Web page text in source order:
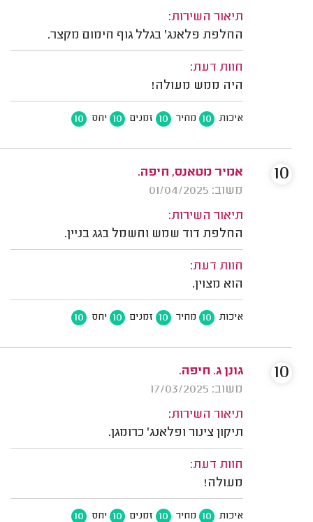
תיאור השירות:
החלפת פלאנג' בגלל גוף חימום מקצר.
חוות דעת:
היה ממש מעולה!
איכות 10 מחיר 10 זמנים 10 יחס 10
אמיר מטאנס, חיפה.
משוב: 01/04/2025
תיאור השירות:
החלפת דוד שמש וחשמל בגג בניין.
חוות דעת:
הוא מצוין.
איכות 10 מחיר 10 זמנים 10 יחס 10
10
גונן ג. חיפה.
משוב: 17/03/2025
תיאור השירות:
תיקון צינור ופלאנג' כרומגן.
חוות דעת:
מעולה!
איכות 10 מחיר 10 זמנים 10 יחס 10
10